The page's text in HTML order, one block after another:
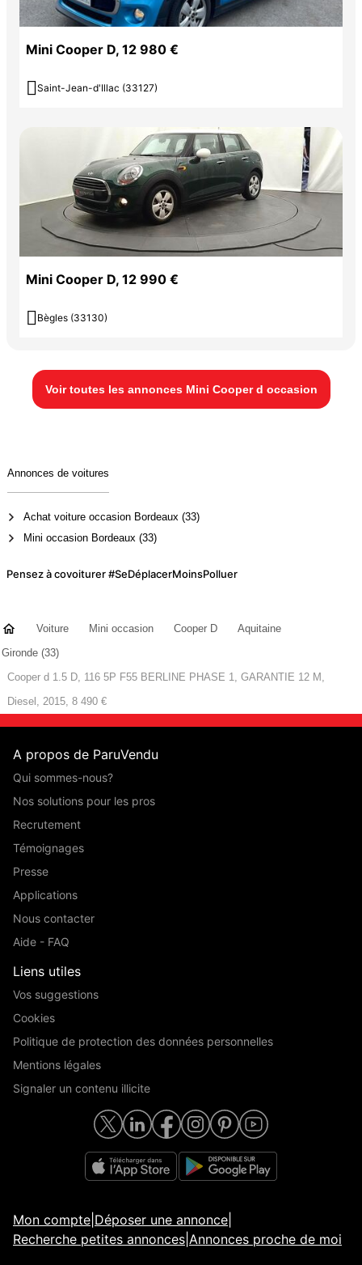
Mini Cooper D, 12 980 €
 Saint-Jean-d'Illac (33127)
Mini Cooper D, 12 990 €
 Bègles (33130)
Voir toutes les annonces Mini Cooper d occasion
Annonces de voitures
Achat voiture occasion Bordeaux (33)
Mini occasion Bordeaux (33)
Pensez à covoiturer #SeDéplacerMoinsPolluer
Voiture Mini occasion Cooper D
Aquitaine
Gironde (33)
Cooper d 1.5 D, 116 5P F55 BERLINE PHASE 1, GARANTIE 12 M,
Diesel, 2015, 8 490 €
A propos de ParuVendu
Qui sommes-nous?
Nos solutions pour les pros
Recrutement
Témoignages
Presse
Applications
Nous contacter
Aide - FAQ
Liens utiles
Vos suggestions
Cookies
Politique de protection des données personnelles
Mentions légales
Signaler un contenu illicite
Mon compte Déposer une annonce
Recherche petites annonces Annonces proche de moi